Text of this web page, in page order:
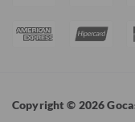
Copyright © 2026